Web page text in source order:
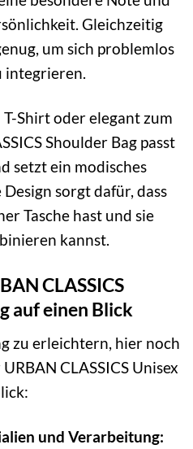
Gleichzeitig
um sich problemlos
integrieren.
T-Shirt oder elegant zum
Shoulder Bag passt
setzt ein modisches
sorgt dafür, dass
Tasche hast und sie
kannst.
CLASSICS
auf einen Blick
zu erleichtern, hier noch
CLASSICS Unisex
und Verarbeitung: